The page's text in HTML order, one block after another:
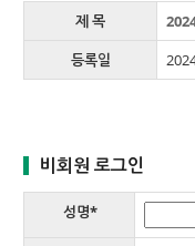
제 목
등록일
비회원 로그인
성명*